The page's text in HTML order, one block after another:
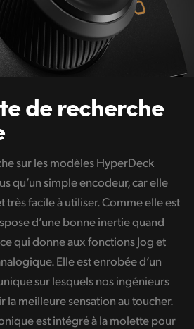
de recherche
sur les modèles HyperDeck
qu’un simple encodeur, car elle
très facile à utiliser. Comme elle est
d’une bonne inertie quand
qui donne aux fonctions Jog et
Elle est enrobée d’un
sur lesquels nos ingénieurs
meilleure sensation au toucher.
est intégré à la molette pour